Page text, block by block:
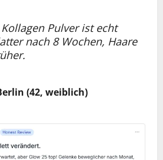
Pulver ist echt
nach 8 Wochen, Haare
(42, weiblich)